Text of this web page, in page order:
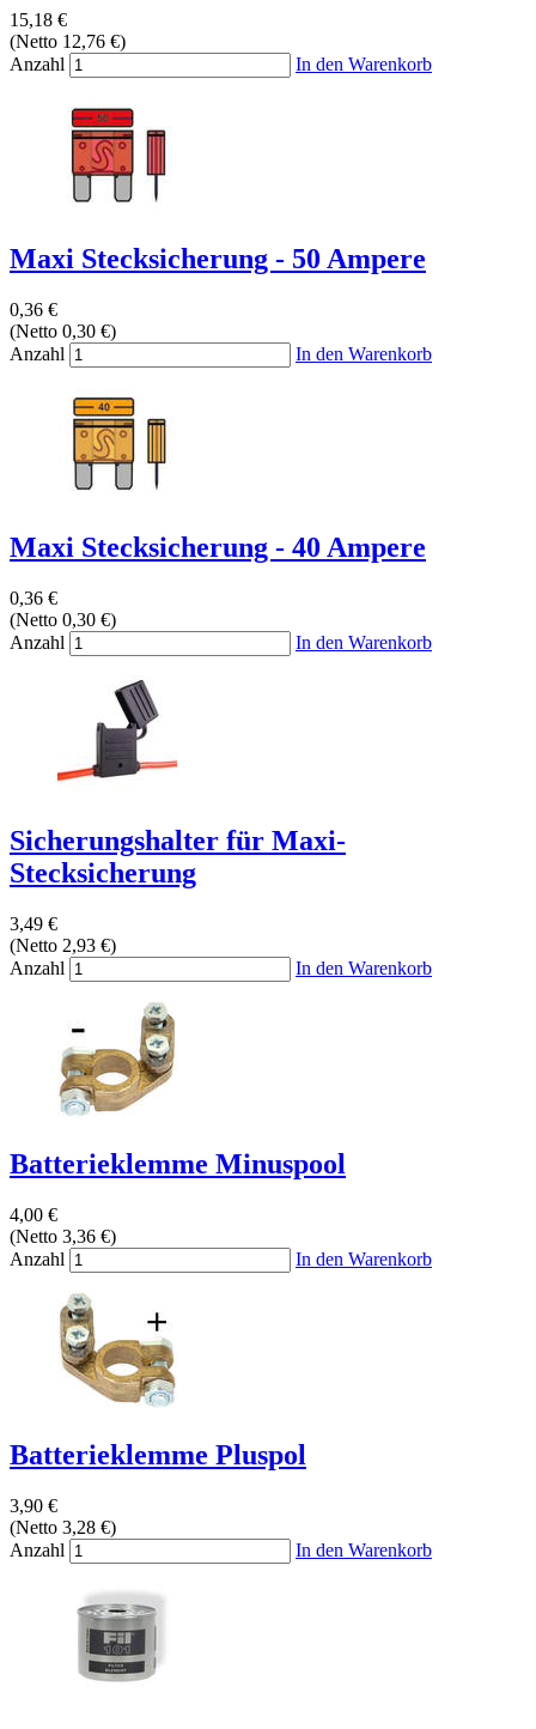
15,18 €
(Netto 12,76 €)
Anzahl
In den Warenkorb
Maxi Stecksicherung - 50 Ampere
0,36 €
(Netto 0,30 €)
Anzahl
In den Warenkorb
Maxi Stecksicherung - 40 Ampere
0,36 €
(Netto 0,30 €)
Anzahl
In den Warenkorb
Sicherungshalter für Maxi-
Stecksicherung
3,49 €
(Netto 2,93 €)
Anzahl
In den Warenkorb
Batterieklemme Minuspool
4,00 €
(Netto 3,36 €)
Anzahl
In den Warenkorb
Batterieklemme Pluspol
3,90 €
(Netto 3,28 €)
Anzahl
In den Warenkorb